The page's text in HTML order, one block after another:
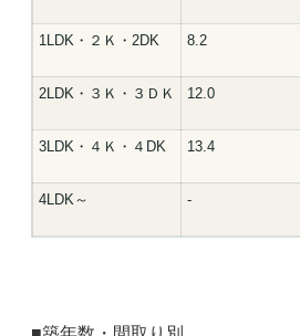
1LDK・２Ｋ・2DK 8.2
2LDK・３Ｋ・３ＤＫ 12.0
3LDK・４Ｋ・４DK 13.4
4LDK～ -